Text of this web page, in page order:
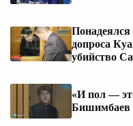
допроса
убийство
«И пол —
Бишимбаев